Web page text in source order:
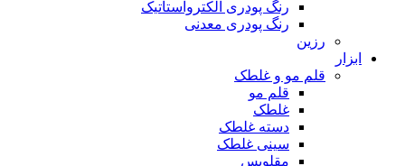
رنگ پودری الکترواستاتیک
رنگ پودری معدنی
رزین
ابزار
قلم مو و غلطک
قلم مو
غلطک
دسته غلطک
سینی غلطک
مقلویس